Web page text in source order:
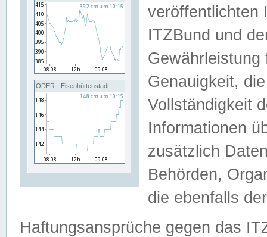
ODER - Eisenhüttenstadt
veröffentlichten
ITZBund und
Genauigkeit,
Vollständigkeit
Informationen
zusätzlich
Behörden,
die ebenfalls
Haftungsansprüche gegen das